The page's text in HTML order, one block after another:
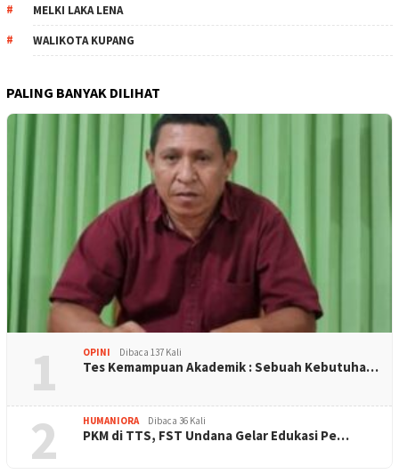
MELKI LAKA LENA
WALIKOTA KUPANG
PALING BANYAK DILIHAT
1 OPINI Dibaca 137 Kali
Tes Kemampuan Akademik : Sebuah Kebutuha…
2 HUMANIORA Dibaca 36 Kali
PKM di TTS, FST Undana Gelar Edukasi Pe…